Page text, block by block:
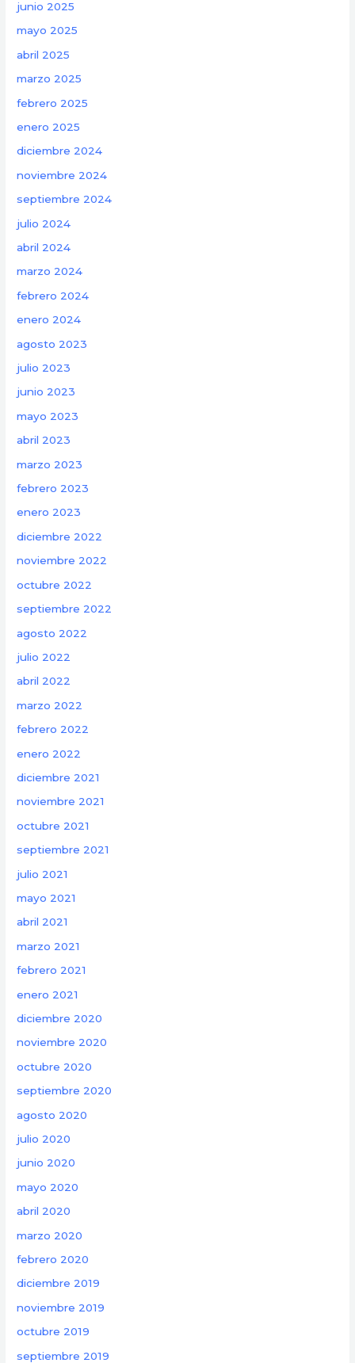
junio 2025
mayo 2025
abril 2025
marzo 2025
febrero 2025
enero 2025
diciembre 2024
noviembre 2024
septiembre 2024
julio 2024
abril 2024
marzo 2024
febrero 2024
enero 2024
agosto 2023
julio 2023
junio 2023
mayo 2023
abril 2023
marzo 2023
febrero 2023
enero 2023
diciembre 2022
noviembre 2022
octubre 2022
septiembre 2022
agosto 2022
julio 2022
abril 2022
marzo 2022
febrero 2022
enero 2022
diciembre 2021
noviembre 2021
octubre 2021
septiembre 2021
julio 2021
mayo 2021
abril 2021
marzo 2021
febrero 2021
enero 2021
diciembre 2020
noviembre 2020
octubre 2020
septiembre 2020
agosto 2020
julio 2020
junio 2020
mayo 2020
abril 2020
marzo 2020
febrero 2020
diciembre 2019
noviembre 2019
octubre 2019
septiembre 2019